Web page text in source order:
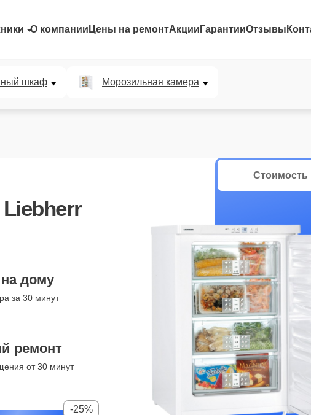
О компании Цены на ремонтАкции ГарантииОтзывы
шкаф Морозильная камера
дому
за 30 минут
ремонт
от 30 минут
-25%
Стоимость